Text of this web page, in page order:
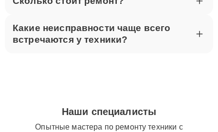
Какие неисправности чаще всего
встречаются у техники?
Наши специалисты
Опытные мастера по ремонту техники с